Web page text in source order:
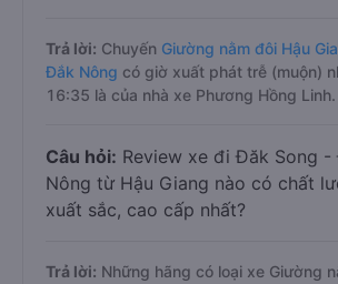
Trả lời: Chuyến Giường nằm đôi Hậu
Đắk Nông có giờ xuất phát trễ (muộn)
16:35 là của nhà xe Phương Hồng Linh.
Câu hỏi: Review xe đi Đăk Song -
Nông từ Hậu Giang nào có chất
xuất sắc, cao cấp nhất?
Trả lời: Những hãng có loại xe Giường